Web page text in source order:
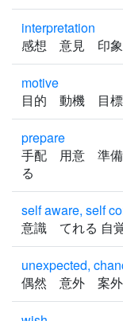
interpretation
感想 意見 印
motive
目的 動機 目
prepare
手配 用意 準
る
self aware, self
意識 てれる 自
unexpected,
偶然 意外 案外